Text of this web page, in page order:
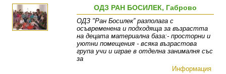
ОДЗ РАН БОСИЛЕК, Габрово
ОДЗ "Ран Босилек” разполага с
осъвременена и подходяща за възрастта
на децата материална база:- просторни и
уютни помещения - всяка възрастова
група учи и играе в отделна занималня със
за
Информация